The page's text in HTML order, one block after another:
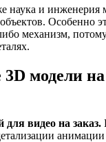
наука и инженерия
Особенно
механизм,
модели
видео на заказ.